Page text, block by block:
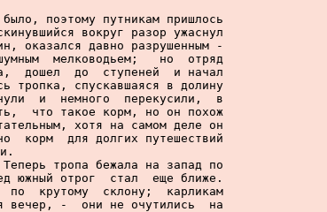
поэтому путникам пришлось
вокруг разор ужаснул
оказался давно разрушенным -
мелководьем;   но  отряд
дошел  до  ступеней  и начал
тропка, спускавшаяся в долину
и  немного  перекусили,  в
что такое корм, но он похож
хотя на самом деле он
корм  для долгих путешествий
тропа бежала на запад по
южный отрог  стал  еще ближе.
по  крутому  склону;  карликам
вечер, -  они не очутились  на